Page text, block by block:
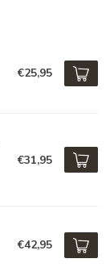
€25,95
€31,95
€42,95